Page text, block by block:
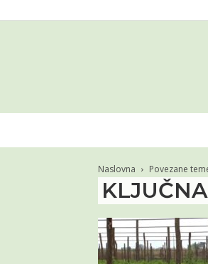
Naslovna Povezane